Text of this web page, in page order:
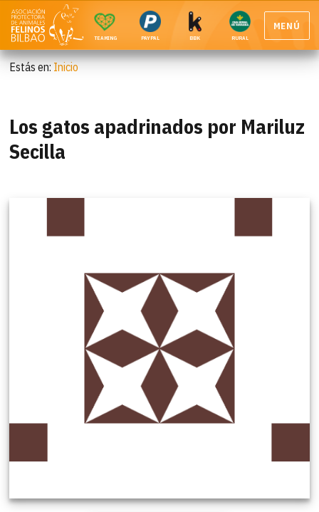
TEAMING PAYPAL BBK RURAL
MENÚ
Estás en: Inicio
Los gatos apadrinados por Mariluz
Secilla